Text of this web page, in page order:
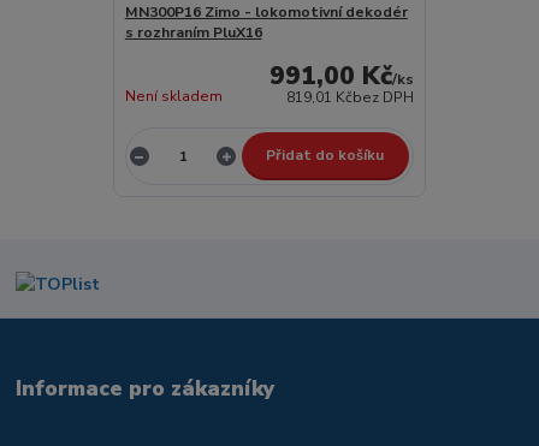
MN300P16 Zimo - lokomotivní dekodér
s rozhraním PluX16
991,00 Kč/ks
819,01 Kčbez DPH
Není skladem
Přidat do košíku
Informace pro zákazníky